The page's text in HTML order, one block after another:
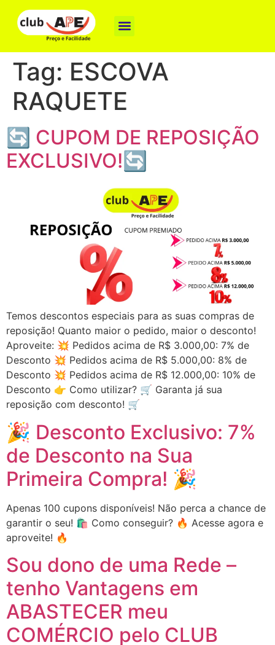
Tag: ESCOVA
RAQUETE
🔄 CUPOM DE REPOSIÇÃO
EXCLUSIVO!🔄
Temos descontos especiais para as suas compras de
reposição! Quanto maior o pedido, maior o desconto!
Aproveite: 💥 Pedidos acima de R$ 3.000,00: 7% de
Desconto 💥 Pedidos acima de R$ 5.000,00: 8% de
Desconto 💥 Pedidos acima de R$ 12.000,00: 10% de
Desconto 👉 Como utilizar? 🛒 Garanta já sua
reposição com desconto! 🛒
🎉 Desconto Exclusivo: 7%
de Desconto na Sua
Primeira Compra! 🎉
Apenas 100 cupons disponíveis! Não perca a chance de
garantir o seu! 🛍️ Como conseguir? 🔥 Acesse agora e
aproveite! 🔥
Sou dono de uma Rede –
tenho Vantagens em
ABASTECER meu
COMÉRCIO pelo CLUB